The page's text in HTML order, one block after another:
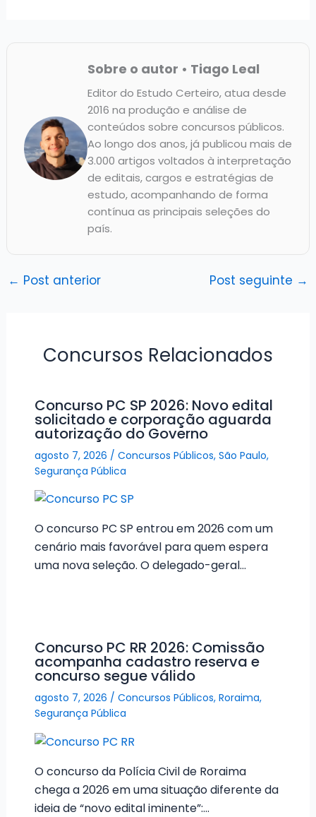
Sobre o autor • Tiago Leal
Editor do Estudo Certeiro, atua desde
2016 na produção e análise de
conteúdos sobre concursos públicos.
Ao longo dos anos, já publicou mais de
3.000 artigos voltados à interpretação
de editais, cargos e estratégias de
estudo, acompanhando de forma
contínua as principais seleções do
país.
← Post anterior Post seguinte →
Concursos Relacionados
Concurso PC SP 2026: Novo edital
solicitado e corporação aguarda
autorização do Governo
agosto 7, 2026 / Concursos Públicos, São Paulo,
Segurança Pública
O concurso PC SP entrou em 2026 com um
cenário mais favorável para quem espera
uma nova seleção. O delegado-geral…
Concurso PC RR 2026: Comissão
acompanha cadastro reserva e
concurso segue válido
agosto 7, 2026 / Concursos Públicos, Roraima,
Segurança Pública
O concurso da Polícia Civil de Roraima
chega a 2026 em uma situação diferente da
ideia de “novo edital iminente”:…